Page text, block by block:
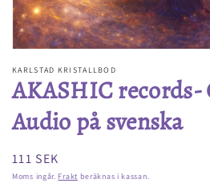
KARLSTAD KRISTALLBOD
AKASHIC
Audio på svenska
Ordinarie
pris
111 SEK
Moms ingår. Frakt beräknas i kassan.